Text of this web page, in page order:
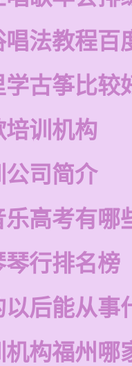
唱法教程百
古筝比较
训机构
公司简介
高考有哪
行排名榜
以后能从事
机构福州哪